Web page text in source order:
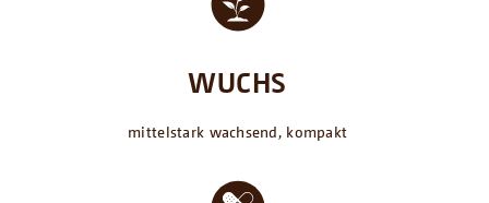
WUCHS
mittelstark wachsend, kompakt